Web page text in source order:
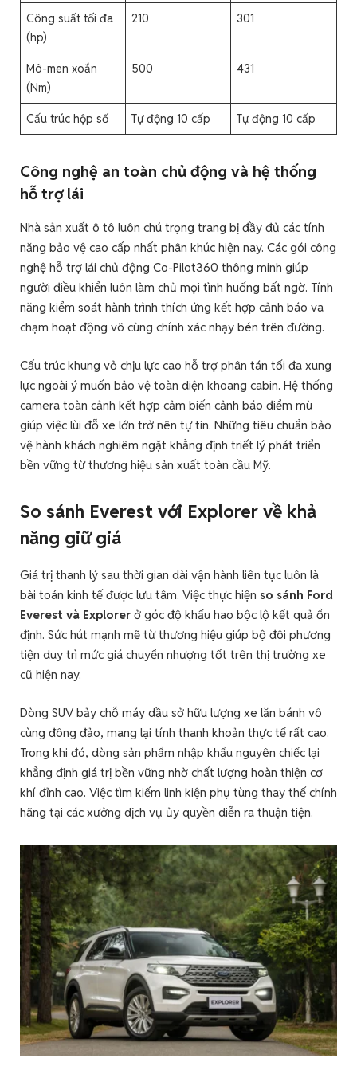
Công suất tối đa
(hp)
210 301
Mô-men xoắn
(Nm)
500 431
Cấu trúc hộp số Tự động 10 cấp Tự động 10 cấp
Công nghệ an toàn chủ động và hệ thống
hỗ trợ lái
Nhà sản xuất ô tô luôn chú trọng trang bị đầy đủ các tính
năng bảo vệ cao cấp nhất phân khúc hiện nay. Các gói công
nghệ hỗ trợ lái chủ động Co-Pilot360 thông minh giúp
người điều khiển luôn làm chủ mọi tình huống bất ngờ. Tính
năng kiểm soát hành trình thích ứng kết hợp cảnh báo va
chạm hoạt động vô cùng chính xác nhạy bén trên đường.
Cấu trúc khung vỏ chịu lực cao hỗ trợ phân tán tối đa xung
lực ngoài ý muốn bảo vệ toàn diện khoang cabin. Hệ thống
camera toàn cảnh kết hợp cảm biến cảnh báo điểm mù
giúp việc lùi đỗ xe lớn trở nên tự tin. Những tiêu chuẩn bảo
vệ hành khách nghiêm ngặt khẳng định triết lý phát triển
bền vững từ thương hiệu sản xuất toàn cầu Mỹ.
So sánh Everest với Explorer về khả
năng giữ giá
Giá trị thanh lý sau thời gian dài vận hành liên tục luôn là
bài toán kinh tế được lưu tâm. Việc thực hiện so sánh Ford
Everest và Explorer ở góc độ khấu hao bộc lộ kết quả ổn
định. Sức hút mạnh mẽ từ thương hiệu giúp bộ đôi phương
tiện duy trì mức giá chuyển nhượng tốt trên thị trường xe
cũ hiện nay.
Dòng SUV bảy chỗ máy dầu sở hữu lượng xe lăn bánh vô
cùng đông đảo, mang lại tính thanh khoản thực tế rất cao.
Trong khi đó, dòng sản phẩm nhập khẩu nguyên chiếc lại
khẳng định giá trị bền vững nhờ chất lượng hoàn thiện cơ
khí đỉnh cao. Việc tìm kiếm linh kiện phụ tùng thay thế chính
hãng tại các xưởng dịch vụ ủy quyền diễn ra thuận tiện.